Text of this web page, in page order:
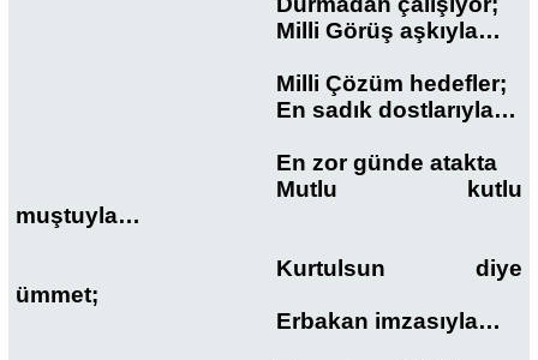
Milli Görüş aşkıyla…
Milli Çözüm hedefler;
En sadık dostlarıyla…
En zor günde atakta
Mutlu kutlu
muştuyla…
Kurtulsun diye
ümmet;
Erbakan imzasıyla…